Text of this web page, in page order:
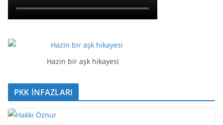
Hazin bir aşk hikayesi
PKK İNFAZLARI